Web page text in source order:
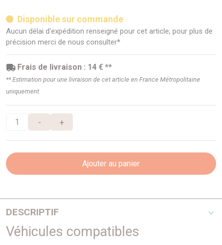
Disponible sur commande
Aucun délai d'expédition renseigné pour cet article, pour plus de
précision merci de nous consulter*
Frais de livraison : 14 € **
** Estimation pour une livraison de cet article en France Métropolitaine
uniquement.
- +
Ajouter au panier
DESCRIPTIF
V6 2,7i - De Climatisation
Véhicules compatibles